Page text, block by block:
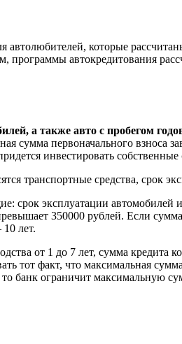
автолюбителей, которые
программы автокредитования
а также авто с пробегом
сумма первоначального взноса
инвестировать
транспортные средства, срок
срок эксплуатации
350000 рублей. Если
лет.
от 1 до 7 лет, сумма кредита
тот факт, что максимальная
банк ограничит максимальную